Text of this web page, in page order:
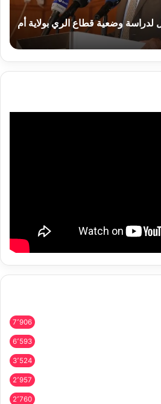
وضعية قطاع الري بولاية أم
7٬906
6٬593
3٬524
2٬957
2٬760